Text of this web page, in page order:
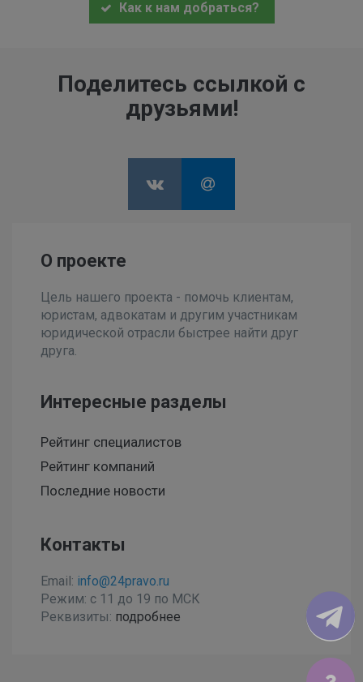
Как к нам добраться?
Поделитесь ссылкой с
друзьями!
О проекте
Цель нашего проекта - помочь клиентам,
юристам, адвокатам и другим участникам
юридической отрасли быстрее найти друг
друга.
Интересные разделы
Рейтинг специалистов
Рейтинг компаний
Последние новости
Контакты
Email: info@24pravo.ru
Режим: с 11 до 19 по МСК
Реквизиты: подробнее